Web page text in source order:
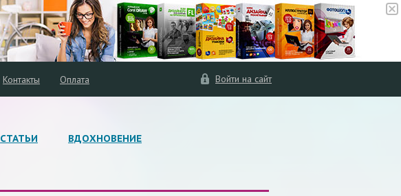
Войти на сайт
Контакты Оплата
СТАТЬИ ВДОХНОВЕНИЕ